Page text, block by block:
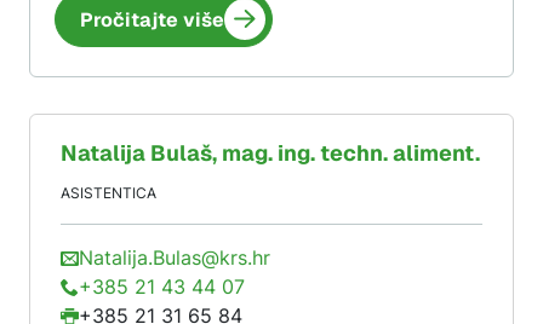
Pročitajte više
Natalija Bulaš, mag. ing. techn. aliment.
ASISTENTICA
Natalija.Bulas@krs.hr
+385 21 43 44 07
+385 21 31 65 84